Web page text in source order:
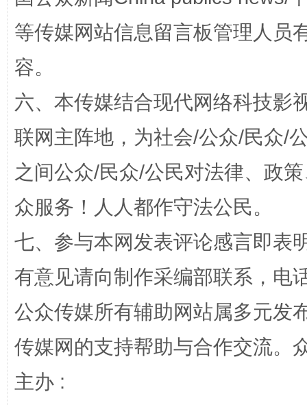
完善运行机制助力责任有效落实 一纸欠
等传媒网站信息留言板管理人员
容。
六、本传媒结合现代网络科技影
联网主阵地，为社会/公众/民众/
之间公众/民众/公民对法律、政
众服务！人人都作守法公民。
七、参与本网发表评论感言即表
有意见请向制作采编部联系，电
公众传媒所有辅助网站属多元发
传媒网的支持帮助与合作交流。
主办 :